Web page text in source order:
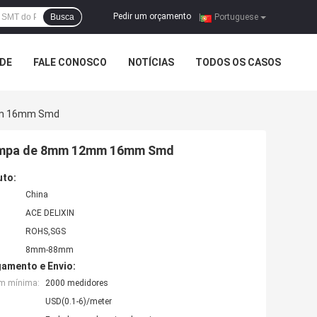
Portuguese
Pedir um orçamento |
Busca
FALE CONOSCO NOTÍCIAS TODOS OS CASOS
16mm Smd
de 8mm 12mm 16mm Smd
China
ACE DELIXIN
ROHS,SGS
8mm-88mm
e Envio:
mínima:
2000 medidores
USD(0.1-6)/meter